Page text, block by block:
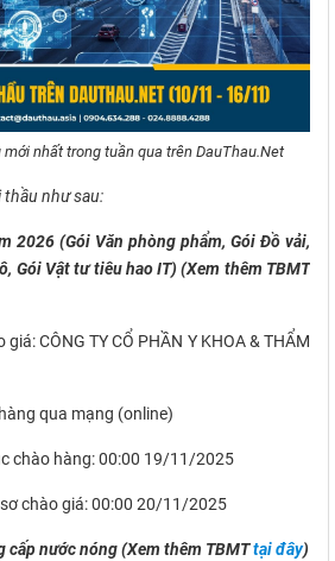
nhất trong tuần qua trên DauThau.Net
thầu như sau:
2026 (Gói Văn phòng phẩm, Gói Đồ vải,
Gói Vật tư tiêu hao IT) (Xem thêm TBMT
giá: CÔNG TY CỔ PHẦN Y KHOA & THẨM
qua mạng (online)
chào hàng: 00:00 19/11/2025
chào giá: 00:00 20/11/2025
cấp nước nóng (Xem thêm TBMTtại đây)